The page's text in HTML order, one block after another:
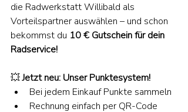
die Radwerkstatt Willibald als
Vorteilspartner auswählen – und schon
bekommst du 10 € Gutschein für dein
Radservice!
💥 Jetzt neu: Unser Punktesystem!
Bei jedem Einkauf Punkte sammeln
Rechnung einfach per QR-Code